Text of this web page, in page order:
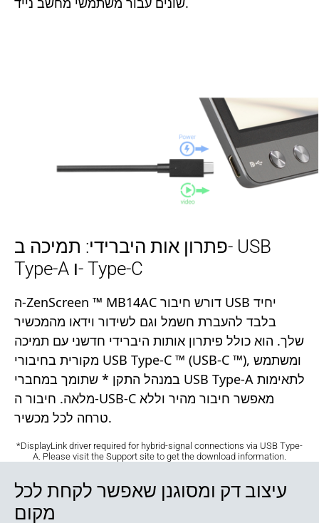
פתרון אות היברידי: תמיכה ב- USB
Type-A ו- Type-C
ה-ZenScreen ™ MB14AC דורש חיבור USB יחיד
בלבד להעברת חשמל וגם לשידור וידאו מהמכשיר
שלך. הוא כולל פיתרון אותות היברידי חדשני עם תמיכה
מקורית בחיבורי USB Type-C ™ (USB-C ™), ומשתמש
במנהל התקן * שתומך במחברי USB Type-A לתאימות
מלאה. חיבור ה-USB-C מאפשר חיבור מהיר וללא
טרחה לכל מכשיר.
*DisplayLink driver required for hybrid-signal connections via USB Type-
A. Please visit the Support site to get the download information.
עיצוב דק ומסוגנן שאפשר לקחת לכל
מקום